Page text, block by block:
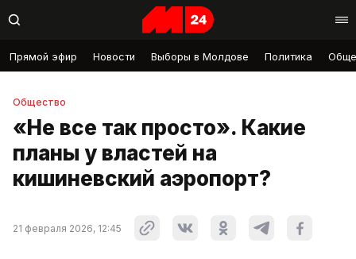
Прямой эфир Новости Выборы в Молдове Политика
Общество
«Не все так просто». Какие
планы у властей на
кишиневский аэропорт?
21 февраля 2026, 12:45